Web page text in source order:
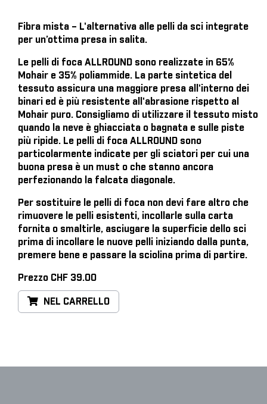
Fibra mista – L'alternativa alle pelli da sci integrate
per un’ottima presa in salita.
Le pelli di foca ALLROUND sono realizzate in 65%
Mohair e 35% poliammide. La parte sintetica del
tessuto assicura una maggiore presa all'interno dei
binari ed è più resistente all'abrasione rispetto al
Mohair puro. Consigliamo di utilizzare il tessuto misto
quando la neve è ghiacciata o bagnata e sulle piste
più ripide. Le pelli di foca ALLROUND sono
particolarmente indicate per gli sciatori per cui una
buona presa è un must o che stanno ancora
perfezionando la falcata diagonale.
Per sostituire le pelli di foca non devi fare altro che
rimuovere le pelli esistenti, incollarle sulla carta
fornita o smaltirle, asciugare la superficie dello sci
prima di incollare le nuove pelli iniziando dalla punta,
premere bene e passare la sciolina prima di partire.
Prezzo CHF 39.00
NEL CARRELLO